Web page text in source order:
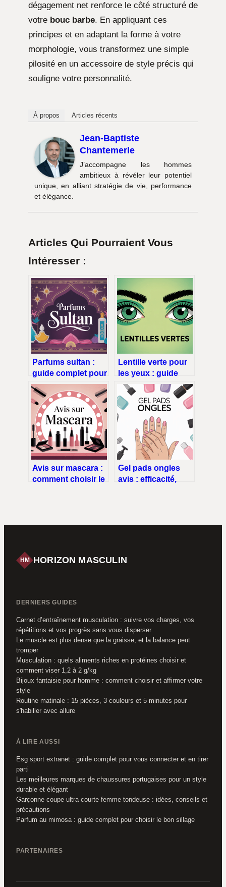
dégagement net renforce le côté structuré de
votre bouc barbe. En appliquant ces
principes et en adaptant la forme à votre
morphologie, vous transformez une simple
pilosité en un accessoire de style précis qui
souligne votre personnalité.
À propos Articles récents
Jean-Baptiste
Chantemerle
J’accompagne les hommes
ambitieux à révéler leur potentiel
unique, en alliant stratégie de vie, performance
et élégance.
Articles Qui Pourraient Vous
Intéresser :
Parfums sultan :
guide complet pour
choisir et porter
ces fragrances
orientales
Lentille verte pour
les yeux : guide
complet, choix,
risques et conseils
Avis sur mascara :
comment choisir le
Gel pads ongles
avis : efficacité,
HM HORIZON MASCULIN
DERNIERS GUIDES
Carnet d’entraînement musculation : suivre vos charges, vos
répétitions et vos progrès sans vous disperser
Le muscle est plus dense que la graisse, et la balance peut
tromper
Musculation : quels aliments riches en protéines choisir et
comment viser 1,2 à 2 g/kg
Bijoux fantaisie pour homme : comment choisir et affirmer votre
style
Routine matinale : 15 pièces, 3 couleurs et 5 minutes pour
s'habiller avec allure
À LIRE AUSSI
Esg sport extranet : guide complet pour vous connecter et en tirer
parti
Les meilleures marques de chaussures portugaises pour un style
durable et élégant
Garçonne coupe ultra courte femme tondeuse : idées, conseils et
précautions
Parfum au mimosa : guide complet pour choisir le bon sillage
PARTENAIRES